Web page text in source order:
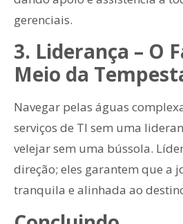
gerenciais.
3. Liderança – O
Meio da
Navegar pelas águas
serviços de TI sem uma
velejar sem uma bússola.
direção; eles garantem que a
tranquila e alinhada ao